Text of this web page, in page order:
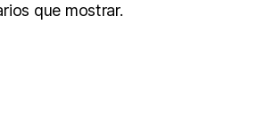
que mostrar.